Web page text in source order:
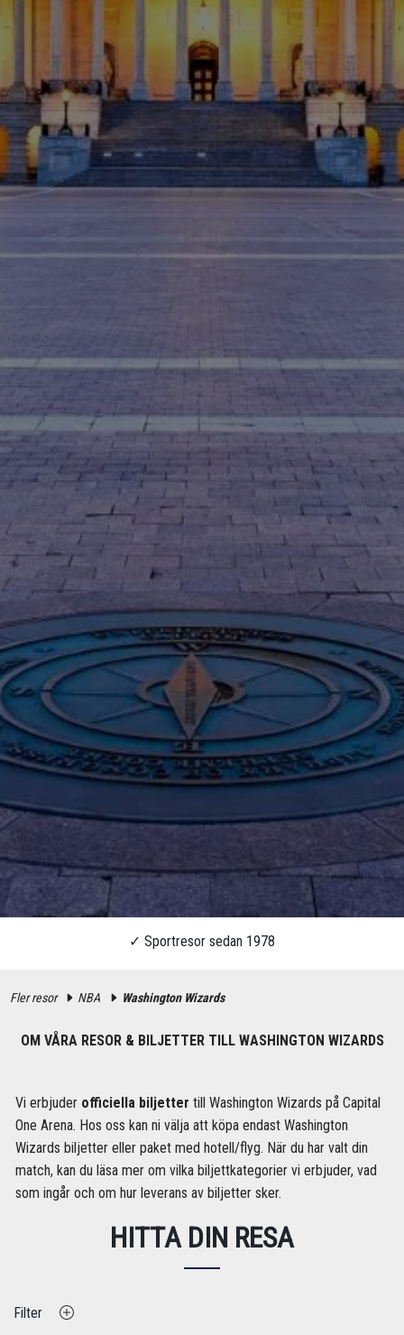
Fler resor NBA Washington Wizards
OM VÅRA RESOR & BILJETTER TILL WASHINGTON WIZARDS
Vi erbjuder officiella biljetter till Washington Wizards på Capital
One Arena. Hos oss kan ni välja att köpa endast Washington
Wizards biljetter eller paket med hotell/flyg. När du har valt din
match, kan du läsa mer om vilka biljettkategorier vi erbjuder, vad
som ingår och om hur leverans av biljetter sker.